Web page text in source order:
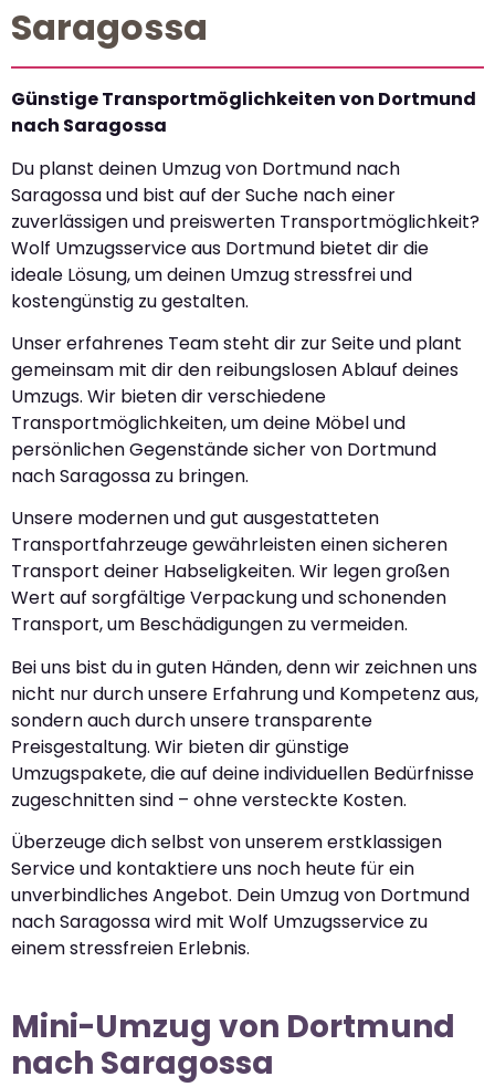
Saragossa
Günstige Transportmöglichkeiten von Dortmund
nach Saragossa
Du planst deinen Umzug von Dortmund nach
Saragossa und bist auf der Suche nach einer
zuverlässigen und preiswerten Transportmöglichkeit?
Wolf Umzugsservice aus Dortmund bietet dir die
ideale Lösung, um deinen Umzug stressfrei und
kostengünstig zu gestalten.
Unser erfahrenes Team steht dir zur Seite und plant
gemeinsam mit dir den reibungslosen Ablauf deines
Umzugs. Wir bieten dir verschiedene
Transportmöglichkeiten, um deine Möbel und
persönlichen Gegenstände sicher von Dortmund
nach Saragossa zu bringen.
Unsere modernen und gut ausgestatteten
Transportfahrzeuge gewährleisten einen sicheren
Transport deiner Habseligkeiten. Wir legen großen
Wert auf sorgfältige Verpackung und schonenden
Transport, um Beschädigungen zu vermeiden.
Bei uns bist du in guten Händen, denn wir zeichnen uns
nicht nur durch unsere Erfahrung und Kompetenz aus,
sondern auch durch unsere transparente
Preisgestaltung. Wir bieten dir günstige
Umzugspakete, die auf deine individuellen Bedürfnisse
zugeschnitten sind – ohne versteckte Kosten.
Überzeuge dich selbst von unserem erstklassigen
Service und kontaktiere uns noch heute für ein
unverbindliches Angebot. Dein Umzug von Dortmund
nach Saragossa wird mit Wolf Umzugsservice zu
einem stressfreien Erlebnis.
Mini-Umzug von Dortmund
nach Saragossa